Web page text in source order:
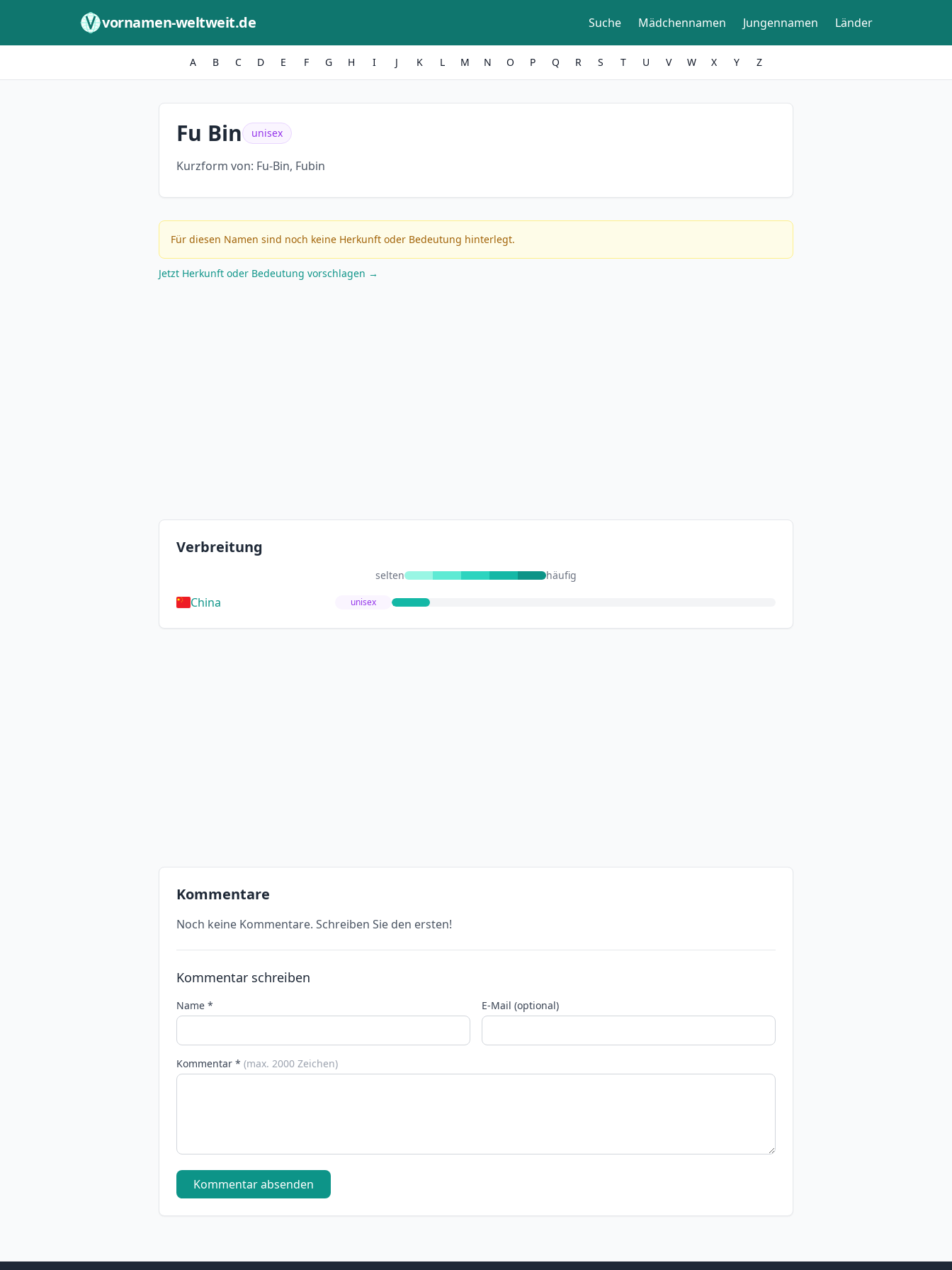
vornamen-weltweit.de Suche Mädchennamen Jungennamen Länder
A B C D E F G H I J K L M N O P Q R S T U V W X Y Z
Fu Bin unisex
Kurzform von: Fu-Bin, Fubin
Für diesen Namen sind noch keine Herkunft oder Bedeutung hinterlegt.
Jetzt Herkunft oder Bedeutung vorschlagen →
Verbreitung
selten häufig
China unisex
Kommentare
Noch keine Kommentare. Schreiben Sie den ersten!
Kommentar schreiben
Name * E-Mail (optional)
Kommentar * (max. 2000 Zeichen)
Kommentar absenden